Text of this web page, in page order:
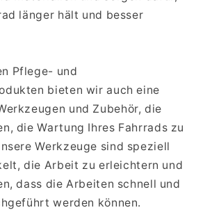
länger hält und besser
Pflege- und
bieten wir auch eine
und Zubehör, die
die Wartung Ihres Fahrrads zu
Werkzeuge sind speziell
die Arbeit zu erleichtern und
dass die Arbeiten schnell und
werden können.